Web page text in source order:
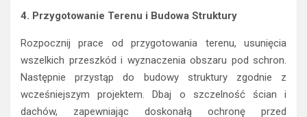
4. Przygotowanie Terenu i Budowa Struktury
Rozpocznij prace od przygotowania terenu, usunięcia
wszelkich przeszkód i wyznaczenia obszaru pod schron.
Następnie przystąp do budowy struktury zgodnie z
wcześniejszym projektem. Dbaj o szczelność ścian i
dachów, zapewniając doskonałą ochronę przed